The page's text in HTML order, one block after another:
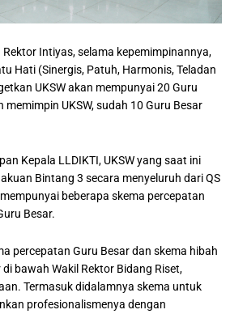
Intiyas, selama kepemimpinannya,
Hati (Sinergis, Patuh, Harmonis, Teladan
UKSW akan mempunyai 20 Guru
memimpin UKSW, sudah 10 Guru Besar
Kepala LLDIKTI, UKSW yang saat ini
Bintang 3 secara menyeluruh dari QS
beberapa skema percepatan
Besar.
percepatan Guru Besar dan skema hibah
bawah Wakil Rektor Bidang Riset,
Termasuk didalamnya skema untuk
profesionalismenya dengan